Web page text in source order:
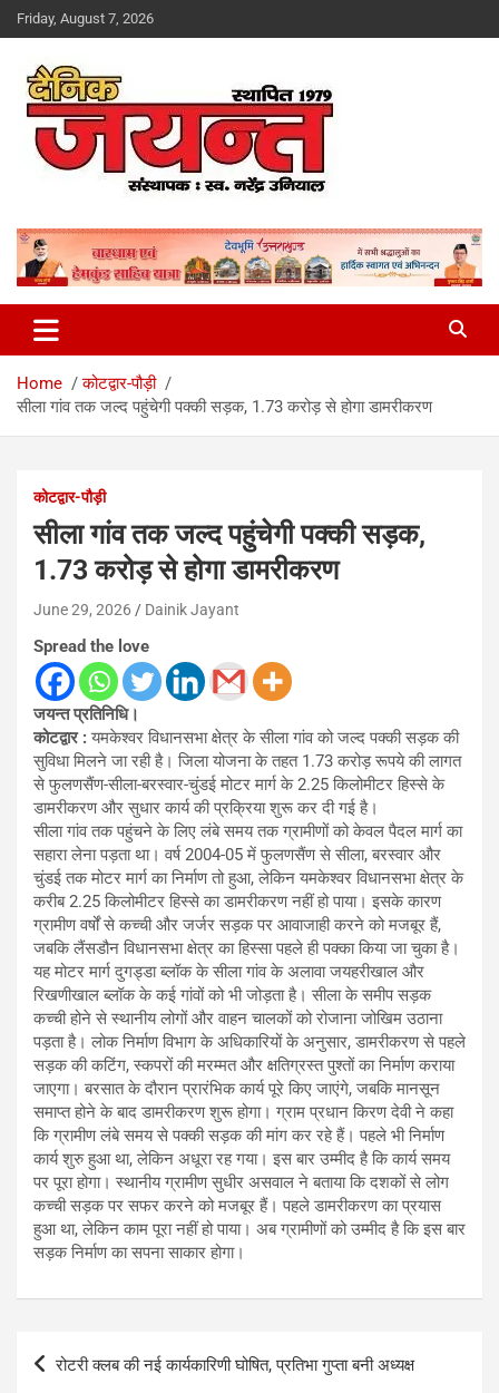
Skip
to
Friday, August 7, 2026
Dainik Jayant
Home
कोटद्वार-पौड़ी
सीला गांव तक जल्द पहुंचेगी पक्की सड़क, 1.73 करोड़ से होगा डामरीकरण
कोटद्वार-पौड़ी
सीला गांव तक जल्द पहुंचेगी पक्की सड़क,
1.73 करोड़ से होगा डामरीकरण
June 29, 2026 Dainik Jayant
Spread the love
जयन्त प्रतिनिधि।
कोटद्वार :यमकेश्वर विधानसभा क्षेत्र के सीला गांव को जल्द पक्की सड़क की
सुविधा मिलने जा रही है। जिला योजना के तहत 1.73 करोड़ रूपये की लागत
से फुलणसैंण-सीला-बरस्वार-चुंडई मोटर मार्ग के 2.25 किलोमीटर हिस्से के
डामरीकरण और सुधार कार्य की प्रक्रिया शुरू कर दी गई है।
सीला गांव तक पहुंचने के लिए लंबे समय तक ग्रामीणों को केवल पैदल मार्ग का
सहारा लेना पड़ता था। वर्ष 2004-05 में फुलणसैंण से सीला, बरस्वार और
चुंडई तक मोटर मार्ग का निर्माण तो हुआ, लेकिन यमकेश्वर विधानसभा क्षेत्र के
करीब 2.25 किलोमीटर हिस्से का डामरीकरण नहीं हो पाया। इसके कारण
ग्रामीण वर्षों से कच्ची और जर्जर सड़क पर आवाजाही करने को मजबूर हैं,
जबकि लैंसडौन विधानसभा क्षेत्र का हिस्सा पहले ही पक्का किया जा चुका है।
यह मोटर मार्ग दुगड्डा ब्लॉक के सीला गांव के अलावा जयहरीखाल और
रिखणीखाल ब्लॉक के कई गांवों को भी जोड़ता है। सीला के समीप सड़क
कच्ची होने से स्थानीय लोगों और वाहन चालकों को रोजाना जोखिम उठाना
पड़ता है। लोक निर्माण विभाग के अधिकारियों के अनुसार, डामरीकरण से पहले
सड़क की कटिंग, स्कपरों की मरम्मत और क्षतिग्रस्त पुश्तों का निर्माण कराया
जाएगा। बरसात के दौरान प्रारंभिक कार्य पूरे किए जाएंगे, जबकि मानसून
समाप्त होने के बाद डामरीकरण शुरू होगा। ग्राम प्रधान किरण देवी ने कहा
कि ग्रामीण लंबे समय से पक्की सड़क की मांग कर रहे हैं। पहले भी निर्माण
कार्य शुरु हुआ था, लेकिन अधूरा रह गया। इस बार उम्मीद है कि कार्य समय
पर पूरा होगा। स्थानीय ग्रामीण सुधीर असवाल ने बताया कि दशकों से लोग
कच्ची सड़क पर सफर करने को मजबूर हैं। पहले डामरीकरण का प्रयास
हुआ था, लेकिन काम पूरा नहीं हो पाया। अब ग्रामीणों को उम्मीद है कि इस बार
सड़क निर्माण का सपना साकार होगा।
Post
रोटरी क्लब की नई कार्यकारिणी घोषित, प्रतिभा गुप्ता बनी अध्यक्ष